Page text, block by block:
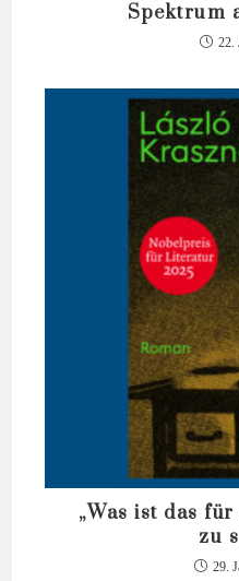
Spektrum
22.
„Was ist das
zu
29.